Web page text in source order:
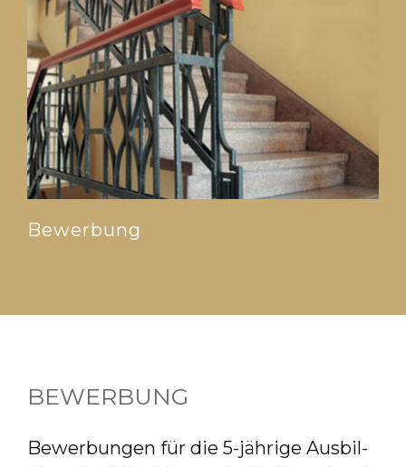
Bewerbung
BEWERBUNG
Be­wer­bun­gen für die 5-jäh­ri­ge Aus­bil­